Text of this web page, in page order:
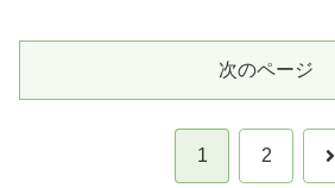
次のページ
1 2 次